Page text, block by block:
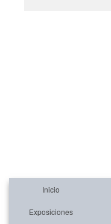
Inicio
Exposiciones